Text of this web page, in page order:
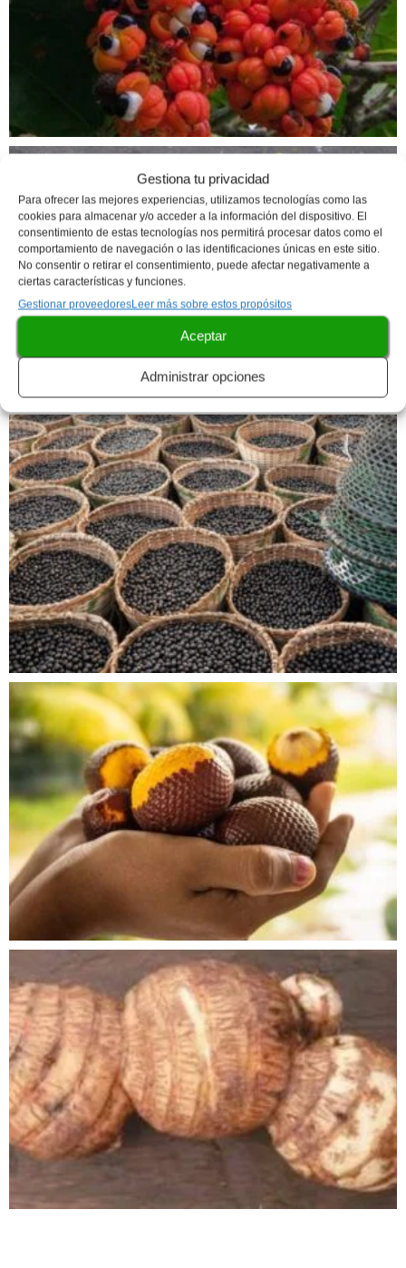
Gestiona tu privacidad
Para ofrecer las mejores experiencias, utilizamos tecnologías como las
cookies para almacenar y/o acceder a la información del dispositivo. El
consentimiento de estas tecnologías nos permitirá procesar datos como el
comportamiento de navegación o las identificaciones únicas en este sitio.
No consentir o retirar el consentimiento, puede afectar negativamente a
ciertas características y funciones.
Gestionar proveedoresLeer más sobre estos propósitos
Aceptar
Administrar opciones